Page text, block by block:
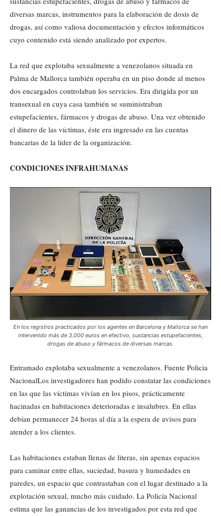
diversas marcas, instrumentos para la elaboración de dosis de
drogas, así como valiosa documentación y efectos informáticos
cuyo contenido está siendo analizado por expertos.
La red que explotaba sexualmente a venezolanos situada en
Palma de Mallorca también operaba en un piso donde al menos
dos encargados controlaban los servicios. Era dirigida por un
transexual en cuya casa también se suministraban
estupefacientes, fármacos y drogas de abuso. Una vez obtenido
el dinero de las víctimas, éste era ingresado en las cuentas
bancarias de la líder de la organización.
CONDICIONES INFRAHUMANAS
En los registros practicados por los agentes en Barcelona y Mallorca se han
intervenido más de 3.000 euros en efectivo, sustancias estupefacientes,
drogas de abuso y fármacos de diversas marcas.
Entramado explotaba sexualmente a venezolanos. Fuente Policia
NacionalLos investigadores han podido constatar las condiciones
en las que las víctimas vivían en los pisos, prácticamente
hacinadas en habitaciones deterioradas e insalubres. En ellas
debían permanecer 24 horas al día a la espera de avisos para
atender a los clientes.
Las habitaciones estaban llenas de literas, sin apenas espacios
para caminar entre ellas, suciedad, basura y humedades en
paredes, un espacio que contrastaban con el lugar destinado a la
explotación sexual, mucho más cuidado. La Policía Nacional
estima que las ganancias de los investigados por esta red que